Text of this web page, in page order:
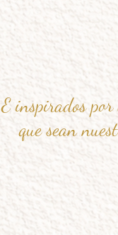
E inspirados por
que sean